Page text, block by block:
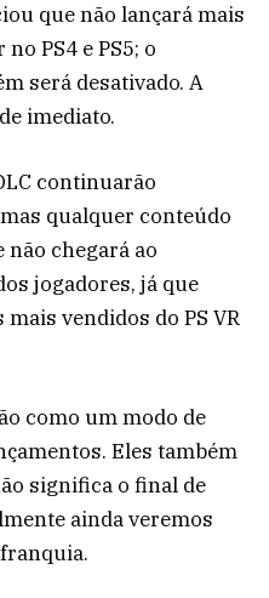
que não lançará mais
PS4 e PS5; o
será desativado. A
imediato.
continuarão
qualquer conteúdo
não chegará ao
jogadores, já que
vendidos do PS VR
como um modo de
Eles também
significa o final de
ainda veremos